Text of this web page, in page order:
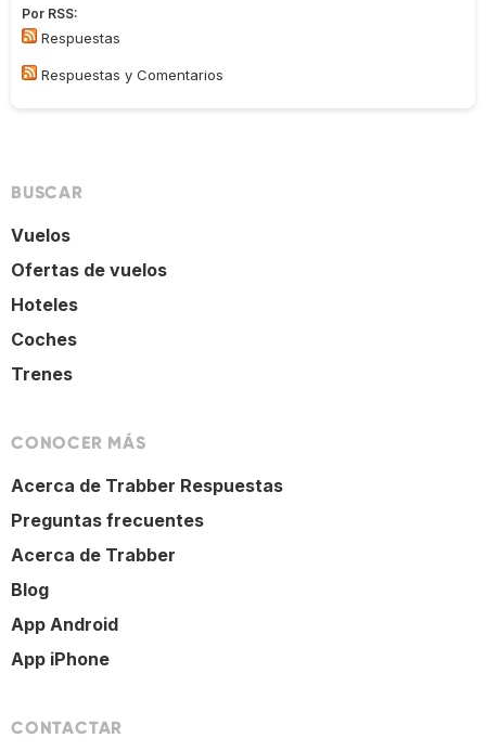
Por RSS:
Respuestas
Respuestas y Comentarios
BUSCAR
Vuelos
Ofertas de vuelos
Hoteles
Coches
Trenes
CONOCER MÁS
Acerca de Trabber Respuestas
Preguntas frecuentes
Acerca de Trabber
Blog
App Android
App iPhone
CONTACTAR